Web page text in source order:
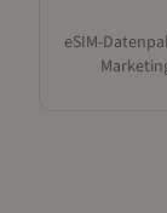
eSIM-